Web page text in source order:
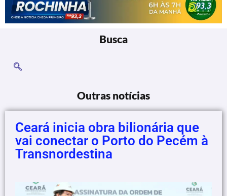
Busca
Outras notícias
Ceará inicia obra bilionária que
vai conectar o Porto do Pecém à
Transnordestina